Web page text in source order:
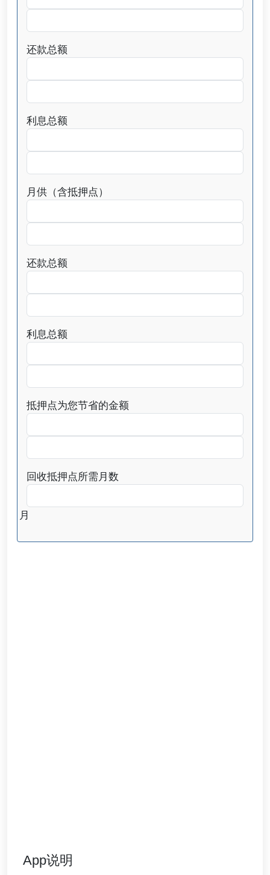
还款总额
利息总额
月供（含抵押点）
还款总额
利息总额
抵押点为您节省的金额
回收抵押点所需月数
月
App说明